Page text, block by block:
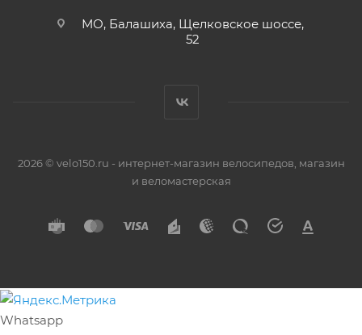
МО, Балашиха, Щелковское шоссе,
52
2026 © velo150.ru - интернет-магазин велосипедов, магазин
и веломастерская
Whatsapp